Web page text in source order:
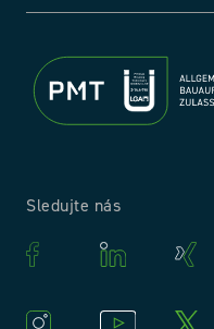
Sledujte nás